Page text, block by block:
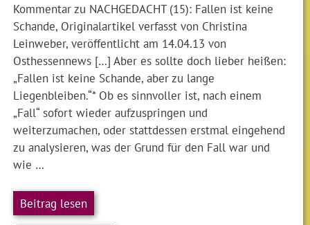
Kommentar zu NACHGEDACHT (15): Fallen ist keine
Schande, Originalartikel verfasst von Christina
Leinweber, veröffentlicht am 14.04.13 von
Osthessennews […] Aber es sollte doch lieber heißen:
„Fallen ist keine Schande, aber zu lange
Liegenbleiben.“* Ob es sinnvoller ist, nach einem
„Fall“ sofort wieder aufzuspringen und
weiterzumachen, oder stattdessen erstmal eingehend
zu analysieren, was der Grund für den Fall war und
wie …
Beitrag lesen